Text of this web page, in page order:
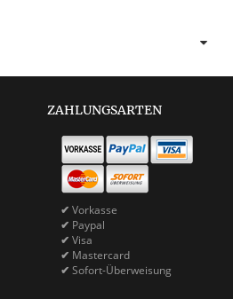
ZAHLUNGSARTEN
✔ Vorkasse
✔ Paypal
✔ Visa
✔ Mastercard
✔ Sofort-Überweisung